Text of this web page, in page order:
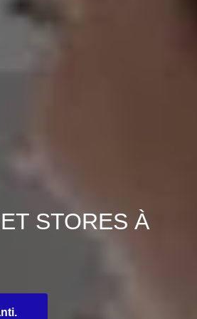
STORES À